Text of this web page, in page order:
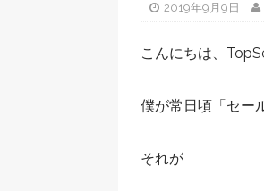
2019年9月9日
こんにちは、
僕が常日頃「セー
それが